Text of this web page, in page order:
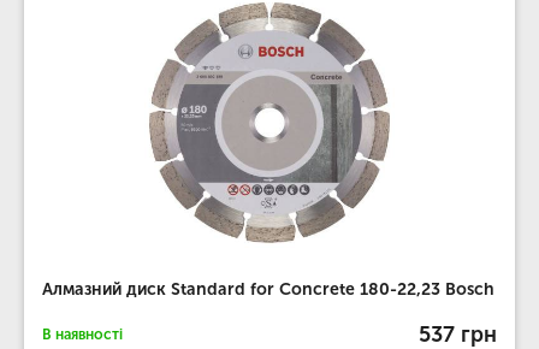
Алмазний диск Standard for Concrete 180-22,23 Bosch
В наявності 537 грн